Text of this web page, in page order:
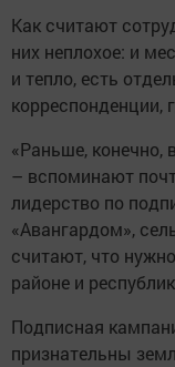
Как считают
них неплохое: и
и тепло, есть
корреспонденции,
«Раньше,
– вспоминают
лидерство по
«Авангардом»,
считают, что
районе и
Подписная
признательны